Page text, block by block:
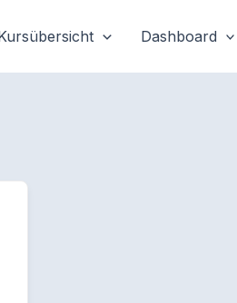
Dashboard